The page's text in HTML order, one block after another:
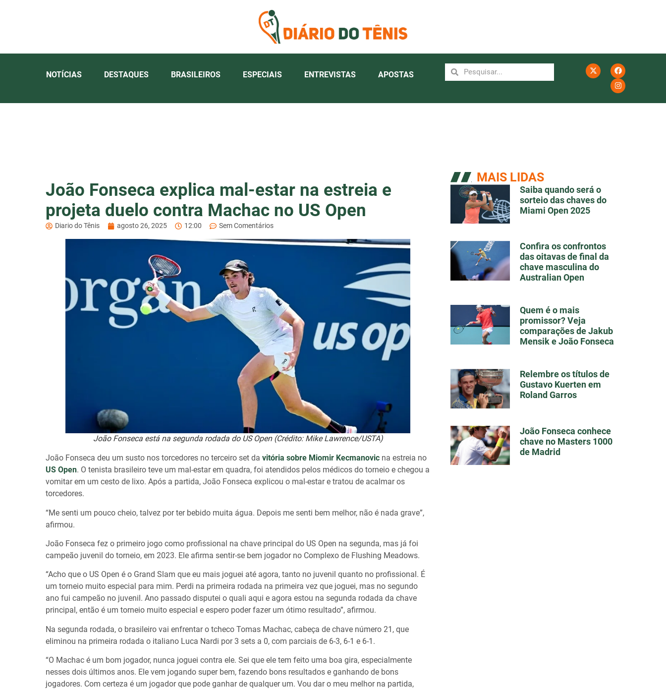
NOTÍCIAS DESTAQUES BRASILEIROS ESPECIAIS ENTREVISTAS APOSTAS
João Fonseca explica mal-estar na estreia e
projeta duelo contra Machac no US Open
Diario do Tênis agosto 26, 2025 12:00 Sem Comentários
João Fonseca está na segunda rodada do US Open (Crédito: Mike Lawrence/USTA)
João Fonseca deu um susto nos torcedores no terceiro set da vitória sobre Miomir Kecmanovic na estreia no
US Open. O tenista brasileiro teve um mal-estar em quadra, foi atendidos pelos médicos do torneio e chegou a
vomitar em um cesto de lixo. Após a partida, João Fonseca explicou o mal-estar e tratou de acalmar os
torcedores.
“Me senti um pouco cheio, talvez por ter bebido muita água. Depois me senti bem melhor, não é nada grave”,
afirmou.
João Fonseca fez o primeiro jogo como profissional na chave principal do US Open na segunda, mas já foi
campeão juvenil do torneio, em 2023. Ele afirma sentir-se bem jogador no Complexo de Flushing Meadows.
“Acho que o US Open é o Grand Slam que eu mais joguei até agora, tanto no juvenil quanto no profissional. É
um torneio muito especial para mim. Perdi na primeira rodada na primeira vez que joguei, mas no segundo
ano fui campeão no juvenil. Ano passado disputei o quali aqui e agora estou na segunda rodada da chave
principal, então é um torneio muito especial e espero poder fazer um ótimo resultado”, afirmou.
Na segunda rodada, o brasileiro vai enfrentar o tcheco Tomas Machac, cabeça de chave número 21, que
eliminou na primeira rodada o italiano Luca Nardi por 3 sets a 0, com parciais de 6-3, 6-1 e 6-1.
“O Machac é um bom jogador, nunca joguei contra ele. Sei que ele tem feito uma boa gira, especialmente
nesses dois últimos anos. Ele vem jogando super bem, fazendo bons resultados e ganhando de bons
jogadores. Com certeza é um jogador que pode ganhar de qualquer um. Vou dar o meu melhor na partida,
MAIS LIDAS
Saiba quando será o
sorteio das chaves do
Miami Open 2025
Confira os confrontos
das oitavas de final da
chave masculina do
Australian Open
Quem é o mais
promissor? Veja
comparações de Jakub
Mensik e João Fonseca
Relembre os títulos de
Gustavo Kuerten em
Roland Garros
João Fonseca conhece
chave no Masters 1000
de Madrid